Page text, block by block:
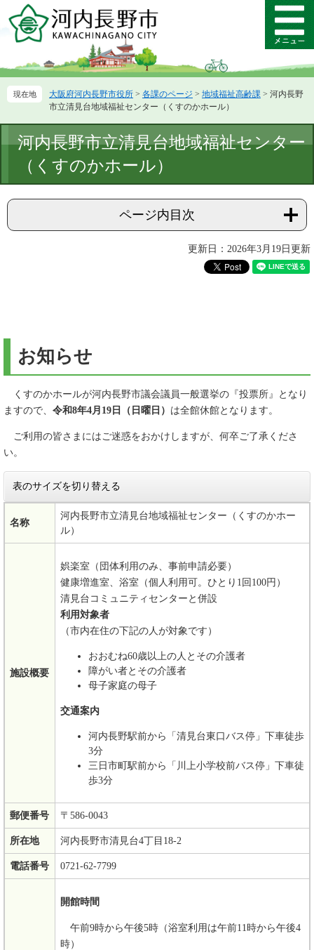
ー
先
ニ
を
て
メ
ニ
ー
大阪府河内長野市役所 > 各課のページ > 地域福祉高齢課 > 河内長野
市立清見台地域福祉センター（くすのかホール）
文
河内長野市立清見台地域福祉センター
（くすのかホール）
ページ内目次
更新日：2026年3月19日更新
お知らせ
くすのかホールが河内長野市議会議員一般選挙の『投票所』となり
ますので、 令和8年4月19日（日曜日） は全館休館となります。
ご利用の皆さまにはご迷惑をおかけしますが、何卒ご了承くださ
い。
表のサイズを切り替える
名称
河内長野市立清見台地域福祉センター（くすのかホー
ル）
施設概要
娯楽室（団体利用のみ、事前申請必要）
健康増進室、浴室（個人利用可。ひとり1回100円）
清見台コミュニティセンターと併設
利用対象者
（市内在住の下記の人が対象です）
おおむね60歳以上の人とその介護者
障がい者とその介護者
母子家庭の母子
交通案内
河内長野駅前から「清見台東口バス停」下車徒歩
3分
三日市町駅前から「川上小学校前バス停」下車徒
歩3分
郵便番号 〒586-0043
所在地 河内長野市清見台4丁目18-2
電話番号 0721-62-7799
開館時間
午前9時から午後5時（浴室利用は午前11時から午後4
時）